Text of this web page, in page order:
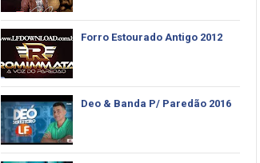
Forro Estourado Antigo 2012
Deo & Banda P/ Paredão 2016